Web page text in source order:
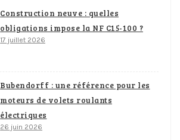
Construction neuve : quelles
obligations impose la NF C15-100 ?
17 juillet 2026
Bubendorff : une référence pour les
moteurs de volets roulants
électriques
26 juin 2026